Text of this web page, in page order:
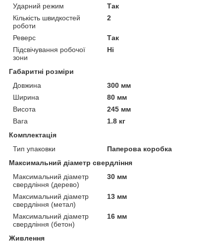
Ударний режим
Так
Кількість швидкостей
роботи
2
Реверс
Так
Підсвічування робочої
зони
Ні
Габаритні розміри
Довжина
300 мм
Ширина
80 мм
Висота
245 мм
Вага
1.8 кг
Комплектація
Тип упаковки
Паперова коробка
Максимальний діаметр свердління
Максимальний діаметр
свердління (дерево)
30 мм
Максимальний діаметр
свердління (метал)
13 мм
Максимальний діаметр
свердління (бетон)
16 мм
Живлення